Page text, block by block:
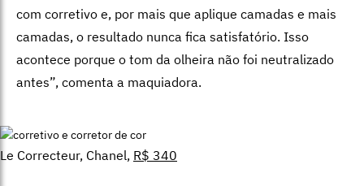
com corretivo e, por mais que aplique camadas e mais
camadas, o resultado nunca fica satisfatório. Isso
acontece porque o tom da olheira não foi neutralizado
antes”, comenta a maquiadora.
Le Correcteur, Chanel, R$ 340